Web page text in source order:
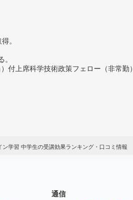
。
付上席科学技術政策フェロー（非常勤）
ン学習 中学生の受講効果ランキング・口コミ情報
通信